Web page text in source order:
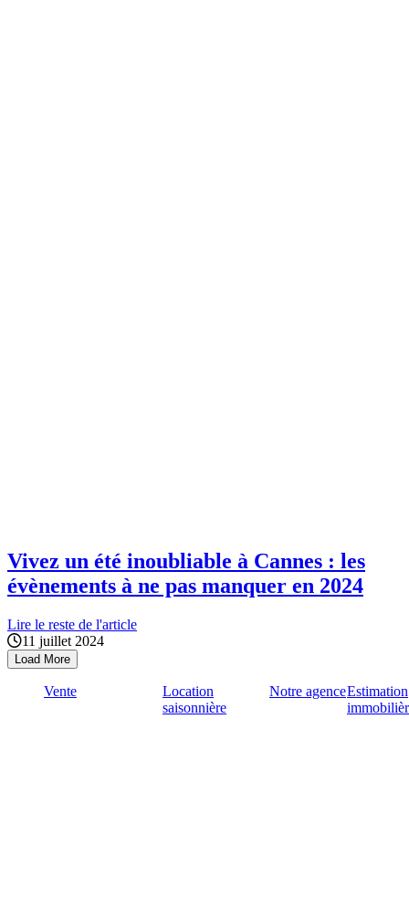
Vivez un été inoubliable à Cannes : les
évènements à ne pas manquer en 2024
Lire le reste de l'article
11 juillet 2024
Load More
Vente
Location
saisonnière
Notre agenceEstimation